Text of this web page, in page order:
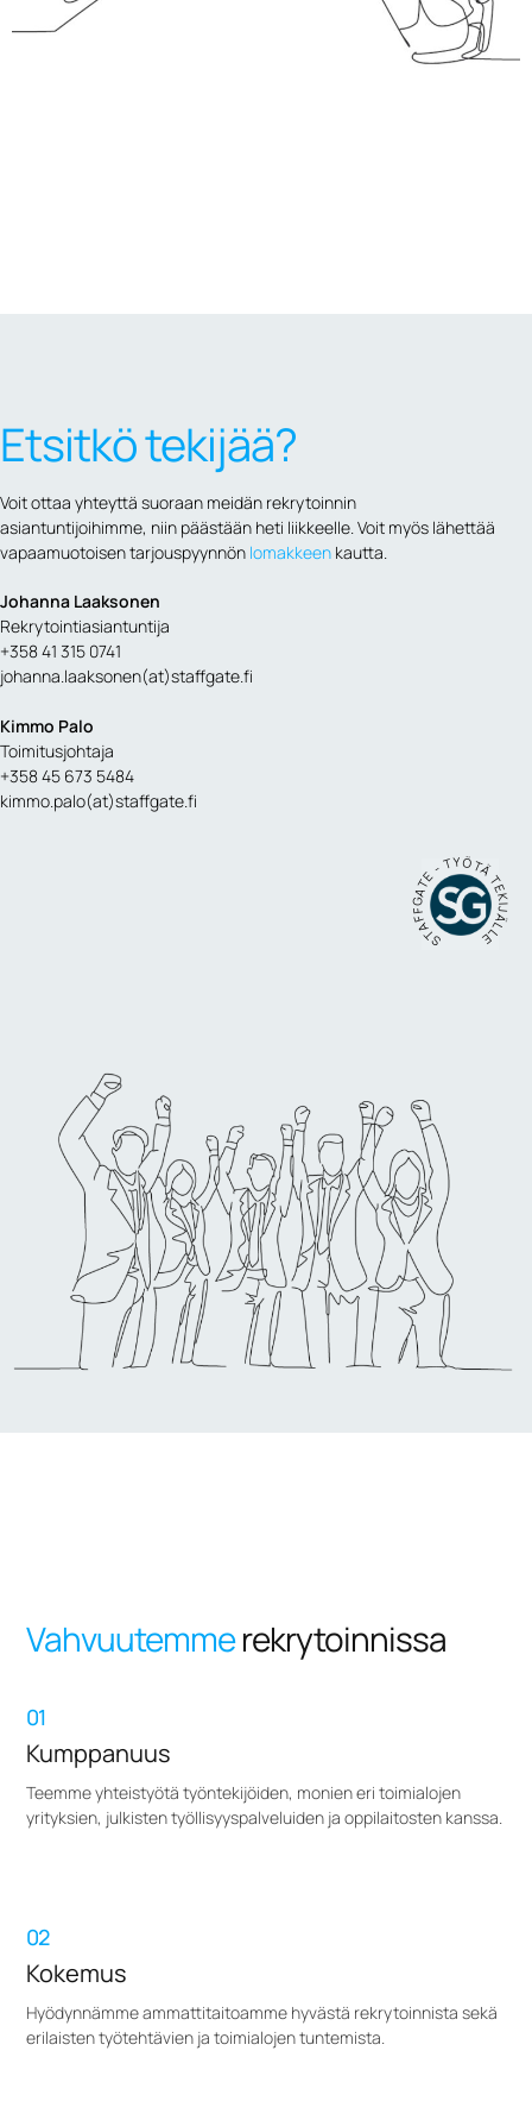
Etsitkö tekijää?
Voit ottaa yhteyttä suoraan meidän rekrytoinnin
asiantuntijoihimme, niin päästään heti liikkeelle. Voit myös lähettää
vapaamuotoisentarjouspyynnön lomakkeen kautta.
Johanna Laaksonen
Rekrytointiasiantuntija
+358 41 315 0741
johanna.laaksonen(at)staffgate.fi
Kimmo Palo
Toimitusjohtaja
+358 45 673 5484
kimmo.palo(at)staffgate.fi
STAFFGATE - TYÖTÄ TEKIJÄLLE
Vahvuutemmerekrytoinnissa
01
Kumppanuus
Teemme yhteistyötä työntekijöiden, monien eri toimialojen
yrityksien, julkisten työllisyyspalveluiden ja oppilaitosten kanssa.
02
Kokemus
Hyödynnämme ammattitaitoamme hyvästä rekrytoinnista sekä
erilaisten työtehtävien ja toimialojen tuntemista.